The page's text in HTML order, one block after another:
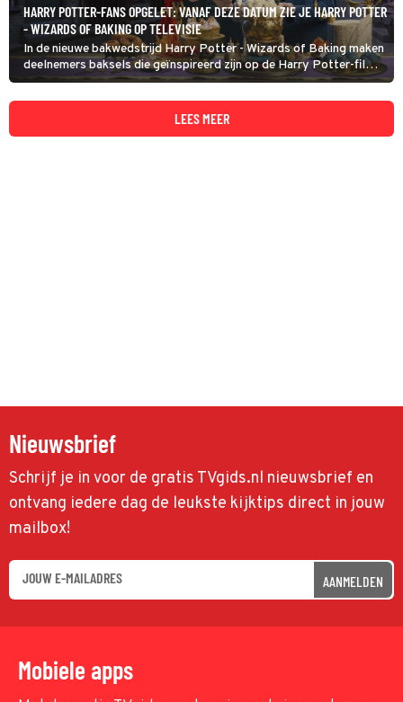
HARRY POTTER-FANS OPGELET: VANAF DEZE DATUM ZIE JE HARRY POTTER
- WIZARDS OF BAKING OP TELEVISIE
In de nieuwe bakwedstrijd Harry Potter - Wizards of Baking maken
deelnemers baksels die geïnspireerd zijn op de Harry Potter-films.
De presentatie is in handen van de tweeling James en Oliver
Phelps, die in de films de broers Fred en George Weasley spelen.
LEES MEER
Nieuwsbrief
Schrijf je in voor de gratis TVgids.nl nieuwsbrief en
ontvang iedere dag de leukste kijktips direct in jouw
mailbox!
AANMELDEN
Mobiele apps